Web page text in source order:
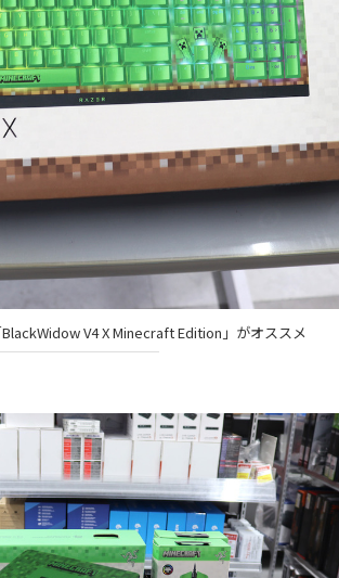
V4 X Minecraft Edition」がオススメ